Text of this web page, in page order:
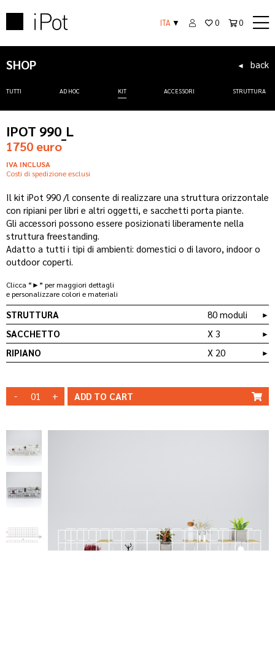
ITA ▼ 0 0
SHOP
TUTTI AD HOC KIT ACCESSORI STRUTTURA
◄ back
IPOT 990_L
1750 euro
IVA INCLUSA
Costi di spedizione esclusi
Il kit iPot 990 /l consente di realizzare una struttura orizzontale
con ripiani per libri e altri oggetti, e sacchetti porta piante.
Gli accessori possono essere posizionati liberamente nella
struttura freestanding.
Adatto a tutti i tipi di ambienti: domestici o di lavoro, indoor o
outdoor coperti.
Clicca “►” per maggiori dettagli
e personalizzare colori e materiali
STRUTTURA 80 moduli ►
BIANCA
NERA
SACCHETTO X 3 ►
BAG _ CO/B03 QT 03
MODIFICA
RIPIANO X 20 ►
- + ADD TO CART